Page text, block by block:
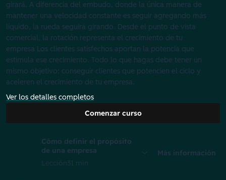
girará. A diferencia del embudo, donde la única manera de
mantener una velocidad constante es seguir agregando más
líquido, la rueda seguirá girando. Desde el punto de vista
comercial, la rotación representa el crecimiento de tu
empresa Los clientes satisfechos aportan la potencia que
estimula ese crecimiento. Todo lo que hagas debe tener un
mismo objetivo: conseguir clientes que potencien el ciclo y
aceleren el crecimiento de tu empresa.
Ver los detalles completos
Comenzar curso
Cómo definir el propósito
de una empresa
Lección31 min
Más información